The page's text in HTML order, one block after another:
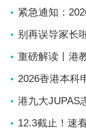
紧急通知：
别再误导家长
重磅解读丨港
‌2026香港本科
港九大JUPAS
12.3截止！速